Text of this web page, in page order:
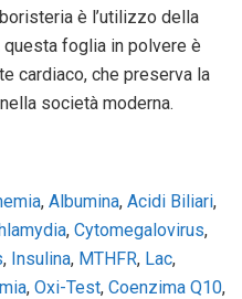
è l’utilizzo della
foglia in polvere è
cardiaco, che preserva la
società moderna.
, Albumina, Acidi Biliari,
, Cytomegalovirus,
, Insulina, MTHFR, Lac,
, Oxi-Test, Coenzima Q10,